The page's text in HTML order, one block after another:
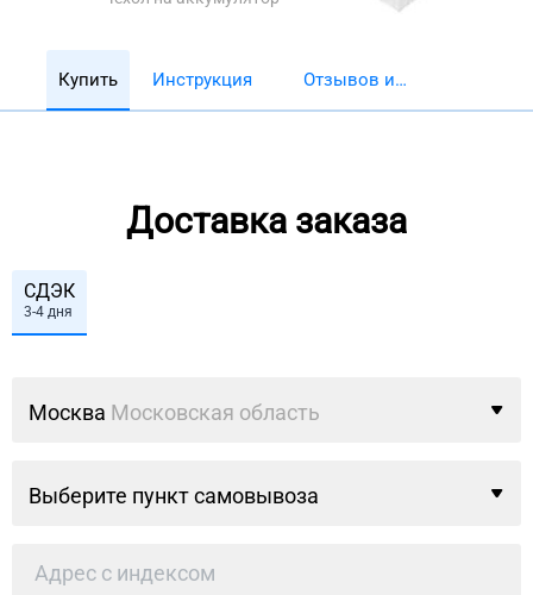
Купить Инструкция
Отзывов и
Доставка заказа
СДЭК
3-4 дня
Москва Московская область
Выберите пункт самовывоза